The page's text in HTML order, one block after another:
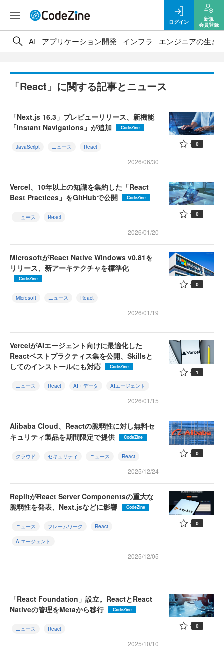
ログイン
新規
会員登録
AI アプリケーション開発 インフラ エンジニアの生き
「React」に関する記事とニュース
「Next.js 16.3」プレビューリリース、新機能
「Instant Navigations」が追加
CodeZine
JavaScript ニュース React
2026/06/30
0
Vercel、10年以上の知識を集約した「React
Best Practices」をGitHubで公開
CodeZine
ニュース React
2026/01/20
0
MicrosoftがReact Native Windows v0.81を
リリース、新アーキテクチャを標準化
CodeZine
Microsoft ニュース React
2026/01/19
0
VercelがAIエージェント向けに最適化した
Reactベストプラクティス集を公開、Skillsと
してのインストールにも対応
CodeZine
ニュース React AI・データ AIエージェント
2026/01/15
1
Alibaba Cloud、Reactの脆弱性に対し無料セ
キュリティ製品を期間限定で提供
CodeZine
クラウド セキュリティ ニュース React
2025/12/24
0
ReplitがReact Server Componentsの重大な
脆弱性を発表、Next.jsなどに影響
CodeZine
ニュース フレームワーク React
AIエージェント
2025/12/05
0
「React Foundation」設立。ReactとReact
Nativeの管理をMetaから移行
CodeZine
ニュース React
2025/10/10
0